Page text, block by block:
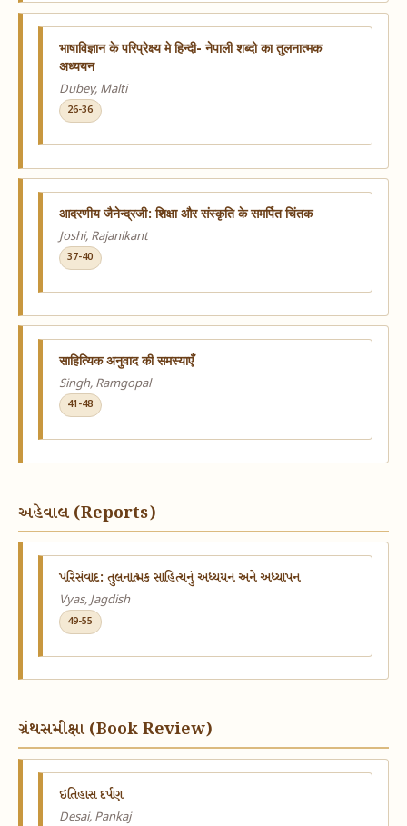
भाषाविज्ञान के परिप्रेक्ष्य मे हिन्दी- नेपाली शब्दो का तुलनात्मक
अध्ययन
Dubey, Malti
26-36
आदरणीय जैनेन्द्रजी: शिक्षा और संस्कृति के समर्पित चिंतक
Joshi, Rajanikant
37-40
साहित्यिक अनुवाद की समस्याएँ
Singh, Ramgopal
41-48
અહેવાલ (Reports)
પરિસંવાદ: તુલનાત્મક સાહિત્યનું અધ્યયન અને અધ્યાપન
Vyas, Jagdish
49-55
ગ્રંથસમીક્ષા (Book Review)
ઇતિહાસ દર્પણ
Desai, Pankaj